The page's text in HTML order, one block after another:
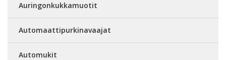
Auringonkukkamuotit
Automaattipurkinavaajat
Automukit